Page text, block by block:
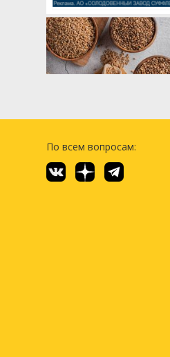
По всем вопросам: